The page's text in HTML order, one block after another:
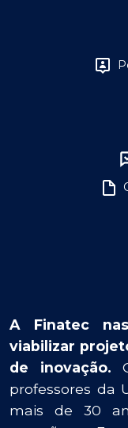
A Finatec
viabilizar
de inovação.
professores da
mais de 30